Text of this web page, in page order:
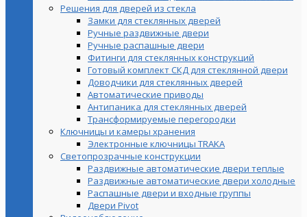
Решения для дверей из стекла
Замки для стеклянных дверей
Ручные раздвижные двери
Ручные распашные двери
Фитинги для стеклянных конструкций
Готовый комплект СКД для стеклянной двери
Доводчики для стеклянных дверей
Автоматические приводы
Антипаника для стеклянных дверей
Трансформируемые перегородки
Ключницы и камеры хранения
Электронные ключницы TRAKA
Светопрозрачные конструкции
Раздвижные автоматические двери теплые
Раздвижные автоматические двери холодные
Распашные двери и входные группы
Двери Pivot